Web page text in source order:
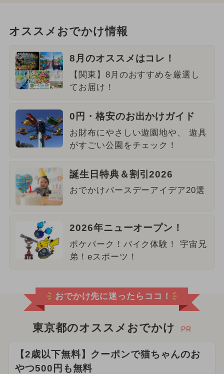
オススメおでかけ情報
8月のオススメはコレ！
【関東】8月のおすすめを厳選し
てお届け！
0円・格安のお出かけガイド
お財布にやさしい遊園地や、 遊具
がすごい公園をチェック！
誕生日特典＆割引2026
おでかけバースデーアイデア20選
2026年ニューオープン！
ポケパーク！バイク体験！ 宇宙兄
弟！eスポーツ！
おでかけ先に迷ったらココ！
東京都のオススメおでかけ PR
【2歳以下無料】クーポンで猫ちゃんのお
やつ500円も無料